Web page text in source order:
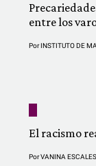
entre los
PorINSTITUTO DE
El racismo
PorVANINA ESCALES